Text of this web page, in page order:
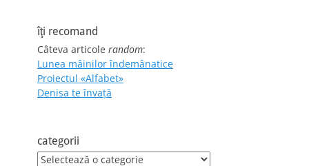
îţi recomand
Câteva articole random:
Lunea mâinilor îndemânatice
Proiectul «Alfabet»
Denisa te învaţă
categorii
categorii